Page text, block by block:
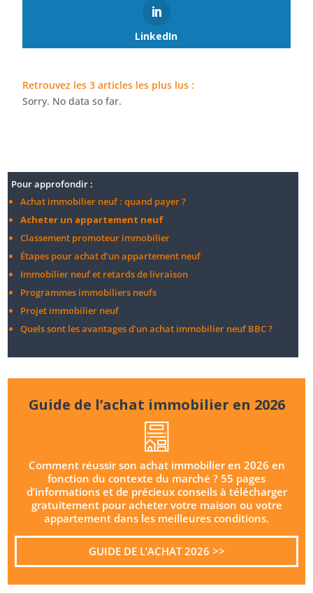
LinkedIn
Retrouvez les 3 articles les plus lus :
Sorry. No data so far.
Pour approfondir :
Achat immobilier neuf : quand payer ?
Acheter un appartement neuf
Classement promoteur immobilier
Étapes pour achat d’un appartement neuf
Immobilier neuf et retards de livraison
Programmes immobiliers neufs
Projet immobilier neuf
Quels sont les avantages d’un achat immobilier neuf BBC ?
Guide de l’achat immobilier en 2026
Comment réussir son achat immobilier en 2026 en
fonction du contexte du marché ? 55 pages
d’informations et de précieux conseils à télécharger
gratuitement pour acheter votre maison ou votre
appartement dans les meilleures conditions.
GUIDE DE L’ACHAT 2026 >>